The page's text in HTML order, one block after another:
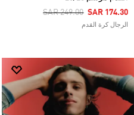
Price Reduced From
SAR 249.00ToSAR 174.30
الرجال كرة القدم